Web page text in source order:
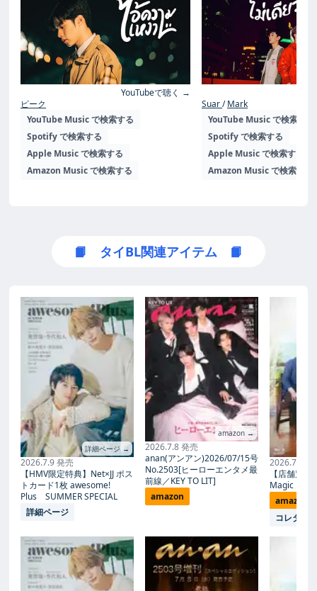
YouTubeで聴く →
ピーク
YouTube Music で検索する
Spotify で検索する
Apple Music で検索する
Amazon Music で検索する
Suar
Mark
YouTube Music で検索する
Spotify で検索する
Apple Music で検索する
Amazon Music で検索する
📙 タイBL関連アイテム 📙
詳細ページ →
2026.7.9 発売
【HMV限定特典】Net×JJ ポス
トカード1枚 awesome!
Plus SUMMER SPECIAL
詳細ページ
amazon →
2026.7.8 発売
anan(アンアン)2026/07/15号
No.2503[ヒーローエンタメ最
前線／KEY TO LIT]
amazon
2026.7.27
【店舗別
Magic
amazon
コレタメ